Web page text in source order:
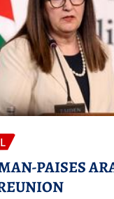
PAISES